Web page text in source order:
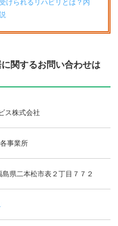
けられるリハビリとは？内
関するお問い合わせは
ス株式会社
事業所
県二本松市表２丁目７７２